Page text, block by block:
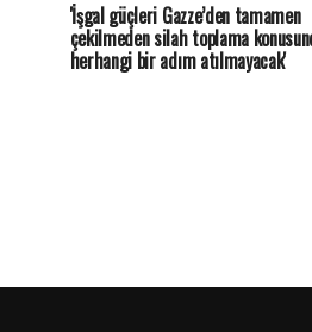
'İşgal güçleri Gazze’den tamamen
çekilmeden silah toplama
herhangi bir adım atılmayacak'